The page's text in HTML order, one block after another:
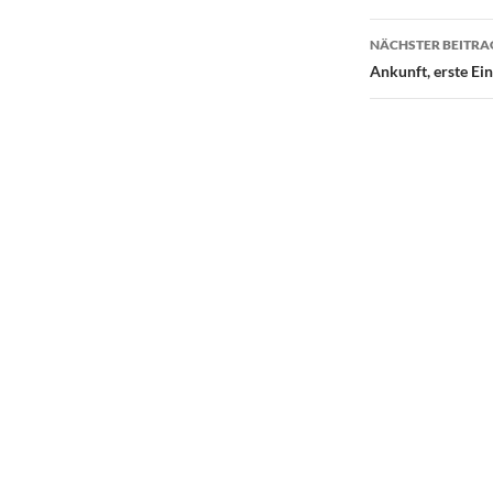
NÄCHSTER
Ankunft, erste